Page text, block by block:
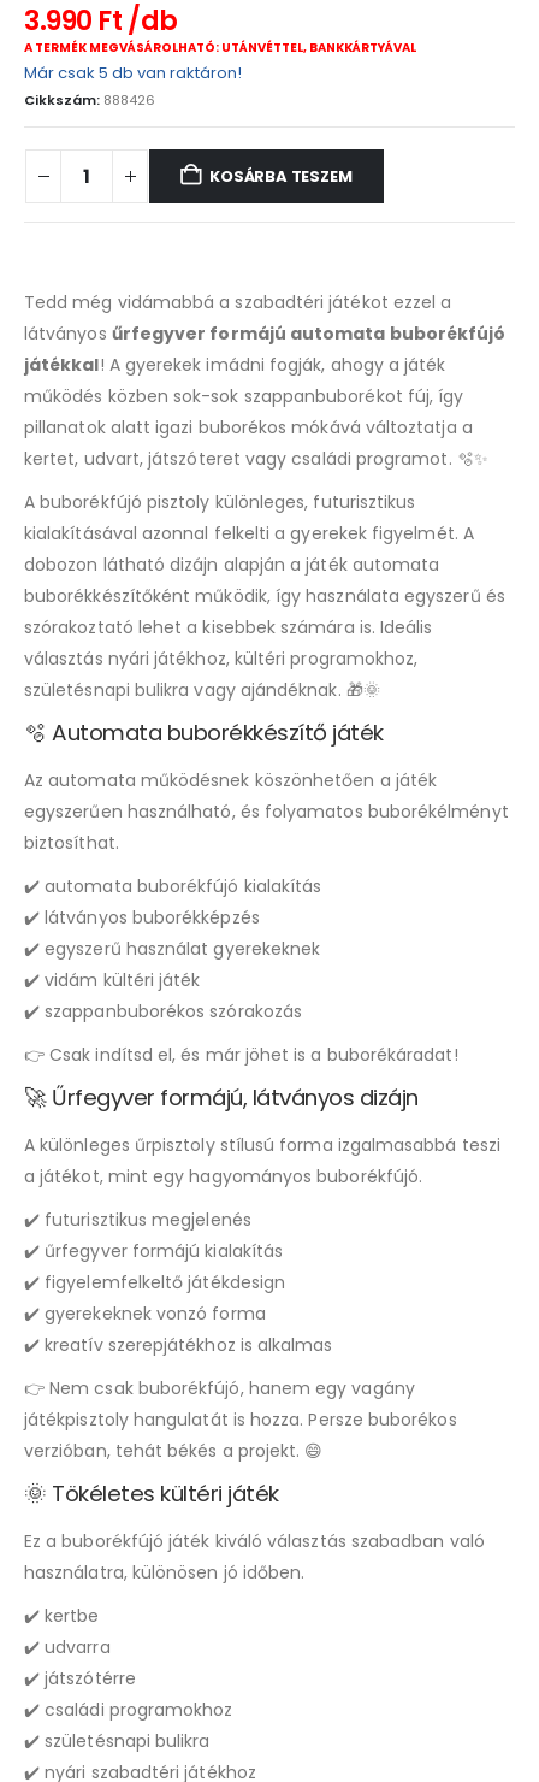
3.990 Ft
A TERMÉK MEGVÁSÁROLHATÓ: UTÁNVÉTTEL, BANKKÁRTYÁVAL
Már csak 5 db van raktáron!
Cikkszám: 888426
KOSÁRBA TESZEM
Tedd még vidámabbá a szabadtéri játékot ezzel a
látványos űrfegyver formájú automata buborékfújó
játékkal! A gyerekek imádni fogják, ahogy a játék
működés közben sok-sok szappanbuborékot fúj, így
pillanatok alatt igazi buborékos mókává változtatja a
kertet, udvart, játszóteret vagy családi programot. 🫧✨
A buborékfújó pisztoly különleges, futurisztikus
kialakításával azonnal felkelti a gyerekek figyelmét. A
dobozon látható dizájn alapján a játék automata
buborékkészítőként működik, így használata egyszerű és
szórakoztató lehet a kisebbek számára is. Ideális
választás nyári játékhoz, kültéri programokhoz,
születésnapi bulikra vagy ajándéknak. 🎁🌞
🫧 Automata buborékkészítő játék
Az automata működésnek köszönhetően a játék
egyszerűen használható, és folyamatos buborékélményt
biztosíthat.
✔️ automata buborékfújó kialakítás
✔️ látványos buborékképzés
✔️ egyszerű használat gyerekeknek
✔️ vidám kültéri játék
✔️ szappanbuborékos szórakozás
👉 Csak indítsd el, és már jöhet is a buborékáradat!
🚀 Űrfegyver formájú, látványos dizájn
A különleges űrpisztoly stílusú forma izgalmasabbá teszi
a játékot, mint egy hagyományos buborékfújó.
✔️ futurisztikus megjelenés
✔️ űrfegyver formájú kialakítás
✔️ figyelemfelkeltő játékdesign
✔️ gyerekeknek vonzó forma
✔️ kreatív szerepjátékhoz is alkalmas
👉 Nem csak buborékfújó, hanem egy vagány
játékpisztoly hangulatát is hozza. Persze buborékos
verzióban, tehát békés a projekt. 😄
🌞 Tökéletes kültéri játék
Ez a buborékfújó játék kiváló választás szabadban való
használatra, különösen jó időben.
✔️ kertbe
✔️ udvarra
✔️ játszótérre
✔️ családi programokhoz
✔️ születésnapi bulikra
✔️ nyári szabadtéri játékhoz